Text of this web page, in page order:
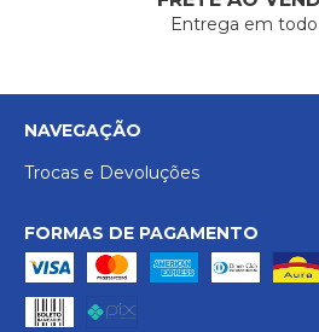
Entrega em
NAVEGAÇÃO
Trocas e Devoluções
FORMAS DE PAGAMENTO